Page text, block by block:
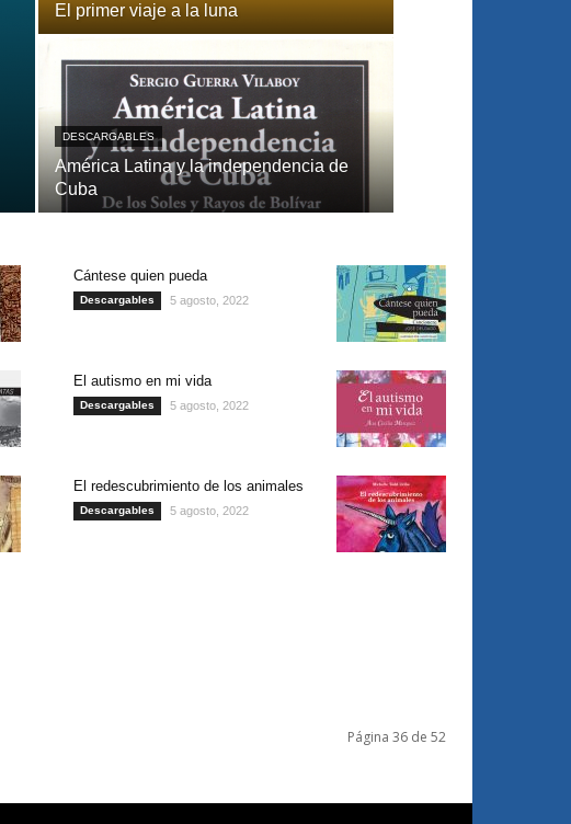
El primer viaje a la luna
DESCARGABLES
América Latina y la independencia de
Cuba
Cántese quien pueda
Descargables 5 agosto, 2022
El autismo en mi vida
Descargables 5 agosto, 2022
El redescubrimiento de los animales
Descargables 5 agosto, 2022
Página 36 de 52